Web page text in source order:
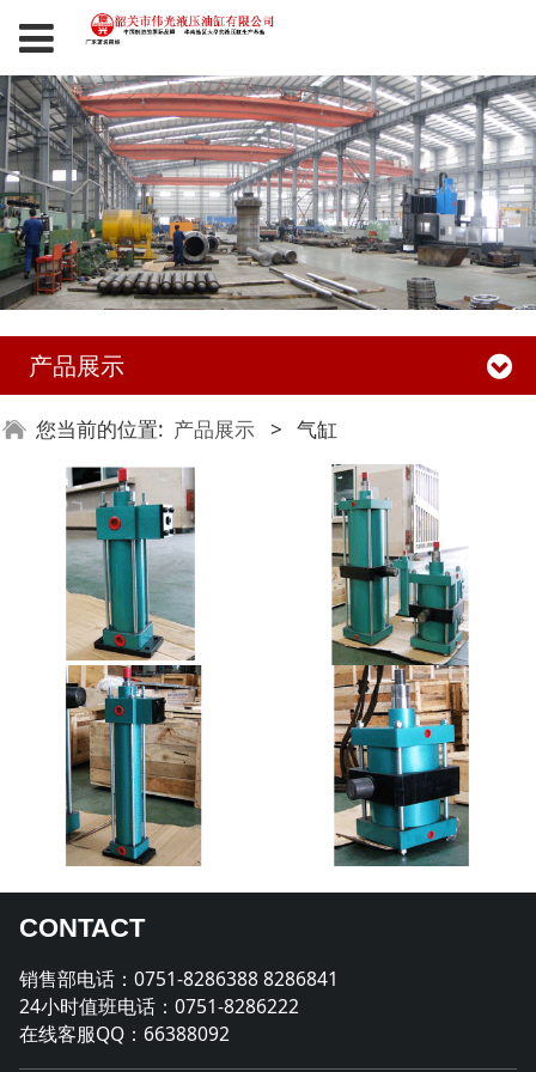
产品展示
您当前的位置: 产品展示 > 气缸
CONTACT
销售部电话：0751-8286388 8286841
24小时值班电话：0751-8286222
在线客服QQ：66388092